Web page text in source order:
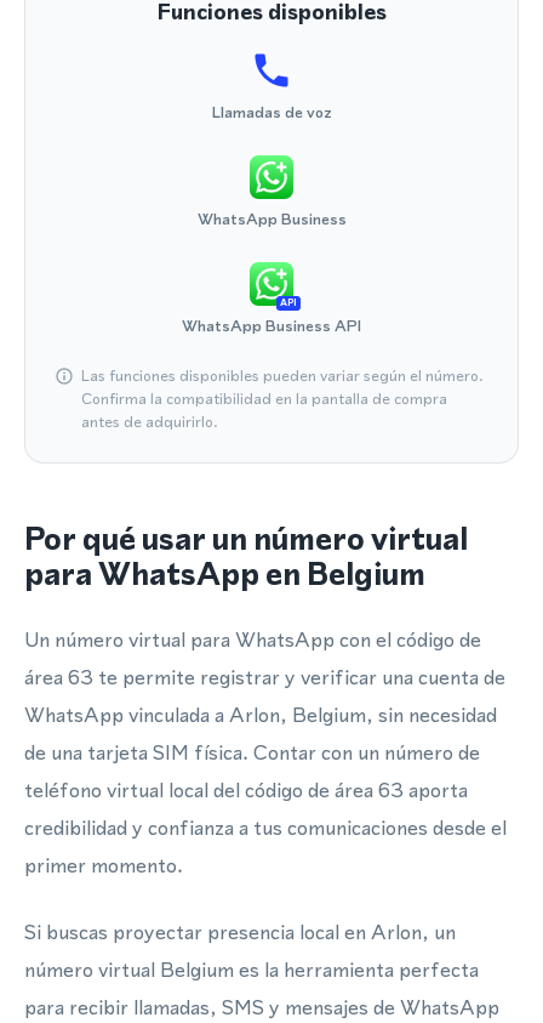
Funciones disponibles
Llamadas de voz
WhatsApp Business
API
WhatsApp Business API
Las funciones disponibles pueden variar según el número.
Confirma la compatibilidad en la pantalla de compra
antes de adquirirlo.
Por qué usar un número virtual
para WhatsApp en Belgium
Un número virtual para WhatsApp con el código de
área 63 te permite registrar y verificar una cuenta de
WhatsApp vinculada a Arlon, Belgium, sin necesidad
de una tarjeta SIM física. Contar con un número de
teléfono virtual local del código de área 63 aporta
credibilidad y confianza a tus comunicaciones desde el
primer momento.
Si buscas proyectar presencia local en Arlon, un
número virtual Belgium es la herramienta perfecta
para recibir llamadas, SMS y mensajes de WhatsApp